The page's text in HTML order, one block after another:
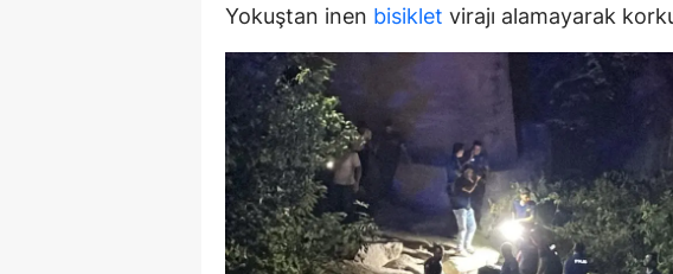
Isparta
İstanbul
İzmir
Yokuştan inen bisiklet virajı alamayarak